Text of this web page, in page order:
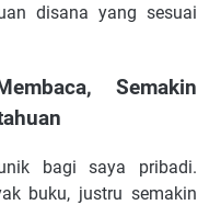
disana yang sesuai
Semakin
bagi saya pribadi.
buku, justru semakin